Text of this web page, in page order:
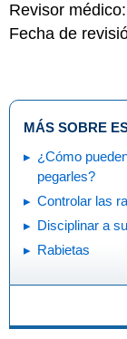
Revisor
Fecha de
MÁS SOBRE
¿Cómo
pegarles?
Controlar las
Disciplinar a
Rabietas